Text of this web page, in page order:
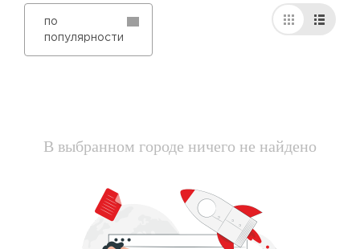
по
популярности
В выбранном городе ничего не найдено